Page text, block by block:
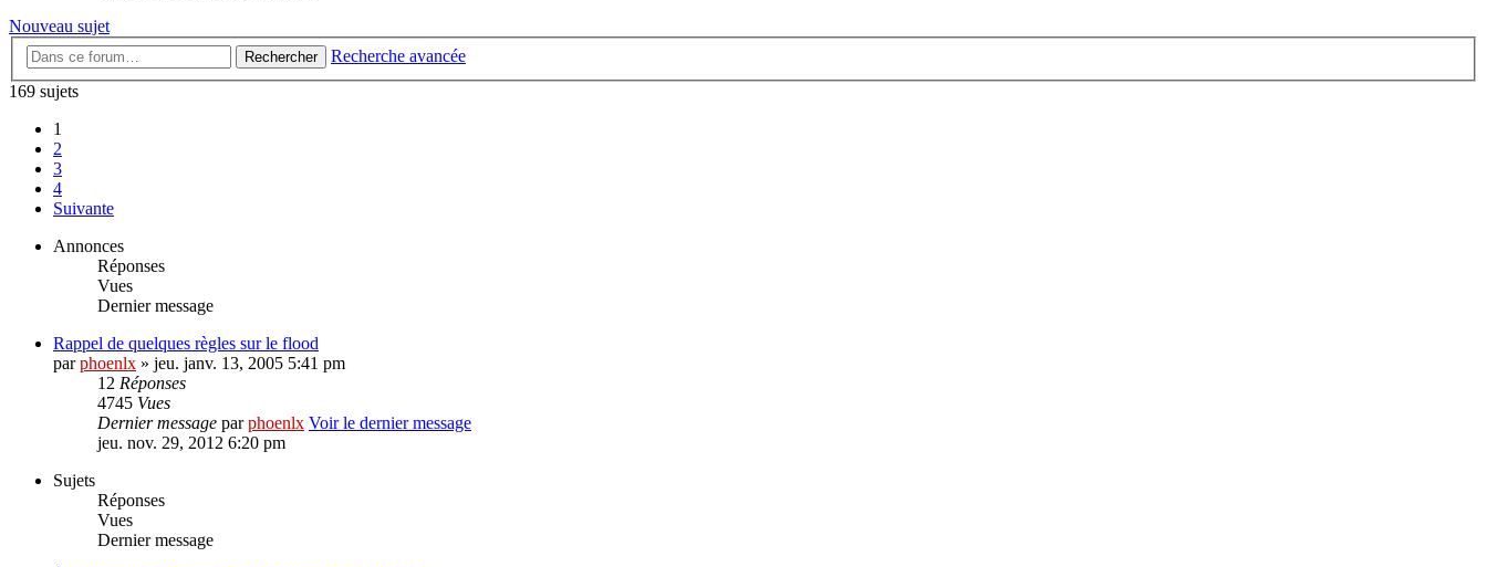
Nouveau sujet
Rechercher
Recherche avancée
169 sujets
1
2
3
4
Suivante
Annonces
Réponses
Vues
Dernier message
Rappel de quelques règles sur le flood
parphoenlx » jeu. janv. 13, 2005 5:41 pm
12 Réponses
4745 Vues
Dernier message parphoenlx Voir le dernier message
jeu. nov. 29, 2012 6:20 pm
Sujets
Réponses
Vues
Dernier message